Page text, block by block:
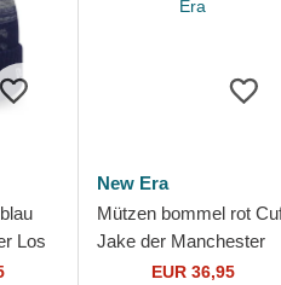
Los
New Era
Mützen bommel rot
Jake der Manchester
United Football Club
EUR 36,95